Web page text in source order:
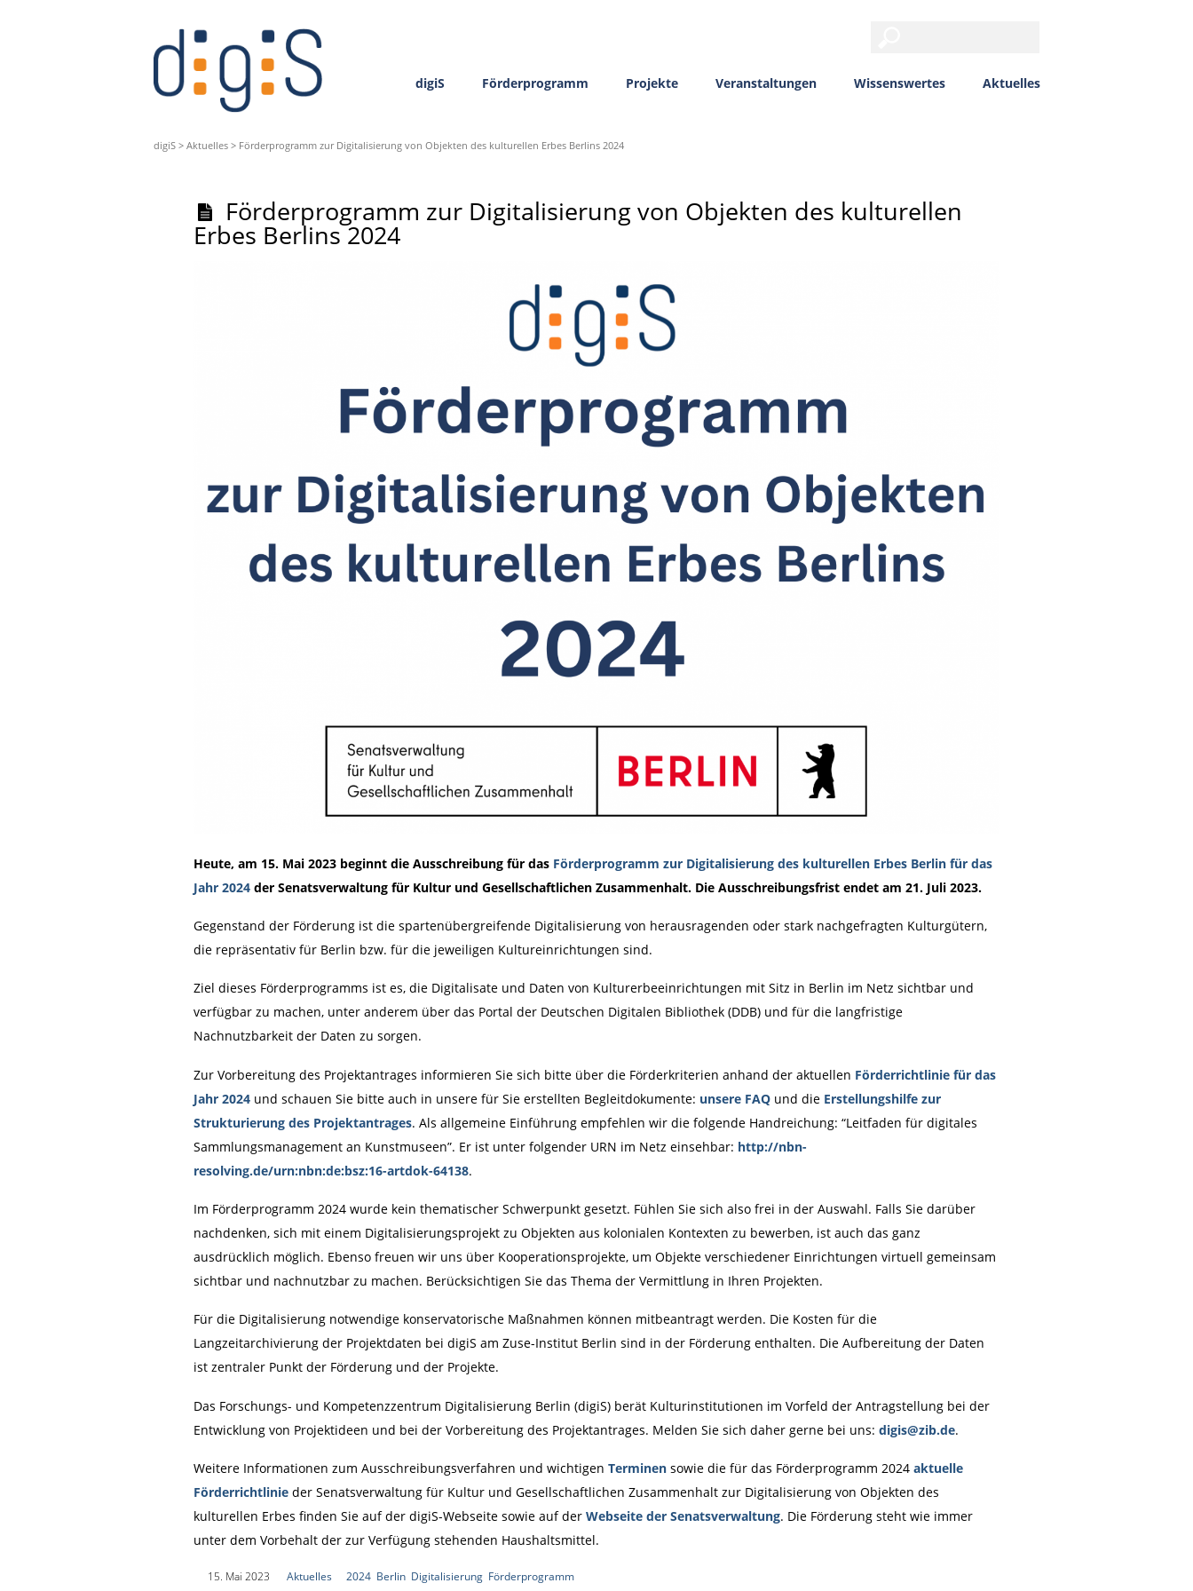
digiS Förderprogramm Projekte Veranstaltungen Wissenswertes Aktuelles
digiS > Aktuelles > Förderprogramm zur Digitalisierung von Objekten des kulturellen Erbes Berlins 2024
Förderprogramm zur Digitalisierung von Objekten des kulturellen
Erbes Berlins 2024
Heute, am 15. Mai 2023 beginnt die Ausschreibung für das Förderprogramm zur Digitalisierung des kulturellen Erbes Berlin für das
Jahr 2024der Senatsverwaltung für Kultur und Gesellschaftlichen Zusammenhalt. Die Ausschreibungsfrist endet am 21. Juli 2023.
Gegenstand der Förderung ist die spartenübergreifende Digitalisierung von herausragenden oder stark nachgefragten Kulturgütern,
die repräsentativ für Berlin bzw. für die jeweiligen Kultureinrichtungen sind.
Ziel dieses Förderprogramms ist es, die Digitalisate und Daten von Kulturerbeeinrichtungen mit Sitz in Berlin im Netz sichtbar und
verfügbar zu machen, unter anderem über das Portal der Deutschen Digitalen Bibliothek (DDB) und für die langfristige
Nachnutzbarkeit der Daten zu sorgen.
Zur Vorbereitung des Projektantrages informieren Sie sich bitte über die Förderkriterien anhand der aktuellen Förderrichtlinie für das
Jahr 2024und schauen Sie bitte auch in unsere für Sie erstellten Begleitdokumente: unsere FAQund die Erstellungshilfe zur
Strukturierung des Projektantrages. Als allgemeine Einführung empfehlen wir die folgende Handreichung: “Leitfaden für digitales
Sammlungsmanagement an Kunstmuseen”. Er ist unter folgender URN im Netz einsehbar: http://nbn-
resolving.de/urn:nbn:de:bsz:16-artdok-64138.
Im Förderprogramm 2024 wurde kein thematischer Schwerpunkt gesetzt. Fühlen Sie sich also frei in der Auswahl. Falls Sie darüber
nachdenken, sich mit einem Digitalisierungsprojekt zu Objekten aus kolonialen Kontexten zu bewerben, ist auch das ganz
ausdrücklich möglich. Ebenso freuen wir uns über Kooperationsprojekte, um Objekte verschiedener Einrichtungen virtuell gemeinsam
sichtbar und nachnutzbar zu machen. Berücksichtigen Sie das Thema der Vermittlung in Ihren Projekten.
Für die Digitalisierung notwendige konservatorische Maßnahmen können mitbeantragt werden. Die Kosten für die
Langzeitarchivierung der Projektdaten bei digiS am Zuse-Institut Berlin sind in der Förderung enthalten. Die Aufbereitung der Daten
ist zentraler Punkt der Förderung und der Projekte.
Das Forschungs- und Kompetenzzentrum Digitalisierung Berlin (digiS) berät Kulturinstitutionen im Vorfeld der Antragstellung bei der
Entwicklung von Projektideen und bei der Vorbereitung des Projektantrages. Melden Sie sich daher gerne bei uns: digis@zib.de.
Weitere Informationen zum Ausschreibungsverfahren und wichtigen Terminensowie die für das Förderprogramm 2024 aktuelle
Förderrichtlinieder Senatsverwaltung für Kultur und Gesellschaftlichen Zusammenhalt zur Digitalisierung von Objekten des
kulturellen Erbes finden Sie auf der digiS-Webseite sowie auf der Webseite der Senatsverwaltung. Die Förderung steht wie immer
unter dem Vorbehalt der zur Verfügung stehenden Haushaltsmittel.
15. Mai 2023 Aktuelles 2024, Berlin, Digitalisierung, Förderprogramm